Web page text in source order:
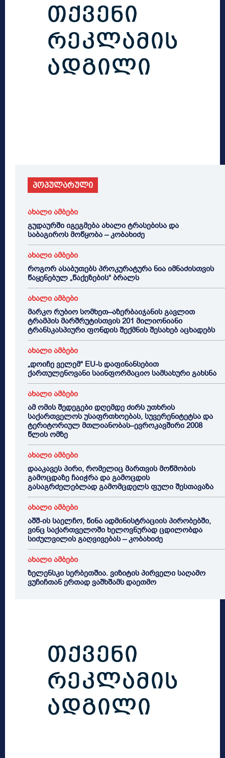
პოპულარული
ახალი ამბები
გუდაურში იგეგმება ახალი ტრასებისა და
საბაგიროს მოწყობა – კობახიძე
ახალი ამბები
როგორ ასაბუთებს პროკურატურა ნია იმნაძისთვის
წაყენებულ „წაქეზების“ ბრალს
ახალი ამბები
მარკო რუბიო სომხეთ–აზერბაიჯანის გავლით
ტრამპის მარშრუტისთვის 201 მილიონიანი
ტრანსკასპიური ფონდის შექმნის შესახებ აცხადებს
ახალი ამბები
„დოიჩე ველემ“ EU-ს დაფინანსებით
ქართულენოვანი საინფორმაციო სამსახური გახსნა
ახალი ამბები
ამ ომის შედეგები დღემდე ძირს უთხრის
საქართველოს უსაფრთხოებას, სუვერენიტეტსა და
ტერიტორიულ მთლიანობას–ევროკავშირი 2008
წლის ომზე
ახალი ამბები
დააკავეს პირი, რომელიც მართვის მოწმობის
გამოცდაზე ჩაიჭრა და გამოცდის
გასაგრძელებლად გამომცდელს ფული შესთავაზა
ახალი ამბები
აშშ-ის საელჩო, წინა ადმინისტრაციის პირობებში,
ვინც საქართველოში ხელოვნურად ცდილობდა
სიძულვილის გაღვივებას – კობახიძე
ახალი ამბები
ზელენსკი სერბეთშია. ვიზიტის პირველი საღამო
ვუჩიჩთან ერთად ვაშხშამს დაეთმო